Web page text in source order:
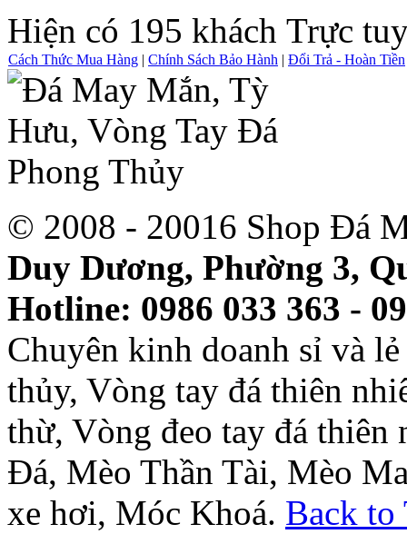
Hiện có 195 khách Trực
Cách Thức Mua Hàng | Chính Sách Bảo Hành | Đổi Trả - Hoàn Tiền
© 2008 - 20016 Shop Đá
Duy Dương, Phường 3,
Hotline: 0986 033 363 -
Chuyên kinh doanh sỉ và
thủy, Vòng tay đá thiên
thừ, Vòng đeo tay đá thiên
Đá, Mèo Thần Tài, Mèo
xe hơi, Móc Khoá. Back to